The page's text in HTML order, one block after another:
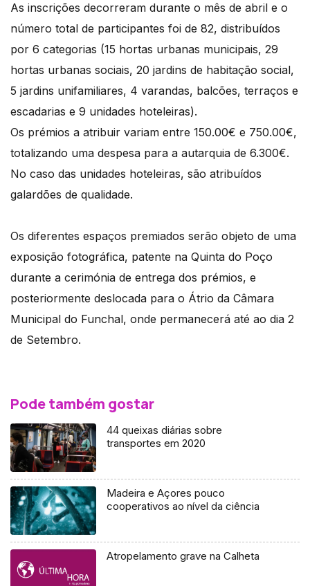
As inscrições decorreram durante o mês de abril e o
número total de participantes foi de 82, distribuídos
por 6 categorias (15 hortas urbanas municipais, 29
hortas urbanas sociais, 20 jardins de habitação social,
5 jardins unifamiliares, 4 varandas, balcões, terraços e
escadarias e 9 unidades hoteleiras).
Os prémios a atribuir variam entre 150.00€ e 750.00€,
totalizando uma despesa para a autarquia de 6.300€.
No caso das unidades hoteleiras, são atribuídos
galardões de qualidade.
Os diferentes espaços premiados serão objeto de uma
exposição fotográfica, patente na Quinta do Poço
durante a cerimónia de entrega dos prémios, e
posteriormente deslocada para o Átrio da Câmara
Municipal do Funchal, onde permanecerá até ao dia 2
de Setembro.
Pode também gostar
44 queixas diárias sobre
transportes em 2020
Madeira e Açores pouco
cooperativos ao nível da ciência
Atropelamento grave na Calheta